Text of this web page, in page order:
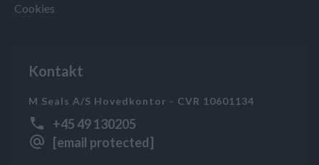
Cookies
Kontakt
M Seals A/S Hovedkontor - CVR 10601134
+45 49 130205
[email protected]